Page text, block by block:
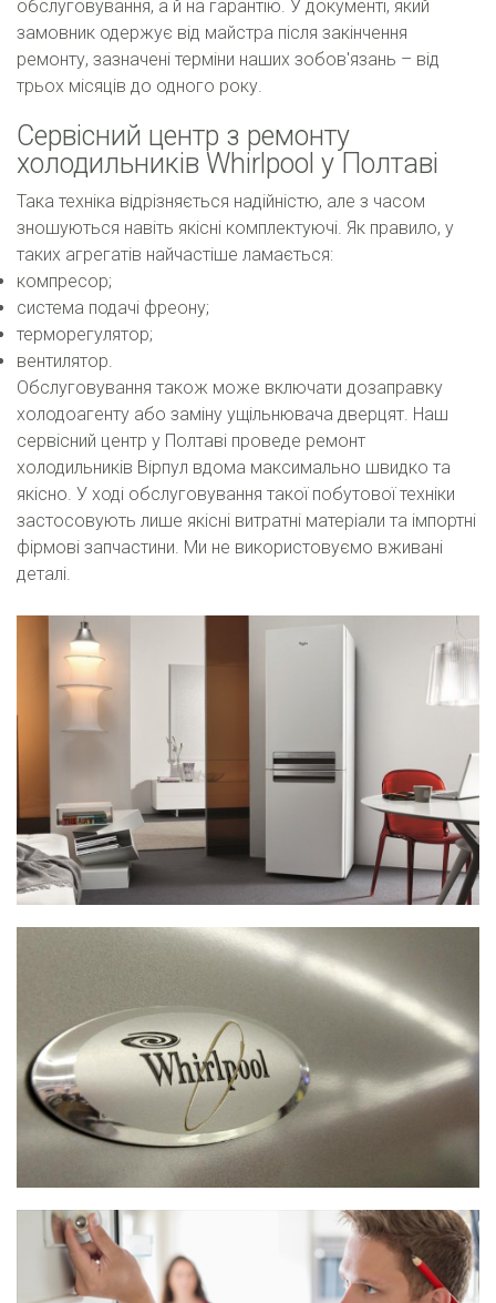
обслуговування, а й на гарантію. У документі, який
замовник одержує від майстра після закінчення
ремонту, зазначені терміни наших зобов'язань – від
трьох місяців до одного року.
Сервісний центр з ремонту
холодильників Whirlpool у Полтаві
Така техніка відрізняється надійністю, але з часом
зношуються навіть якісні комплектуючі. Як правило, у
таких агрегатів найчастіше ламається:
компресор;
система подачі фреону;
терморегулятор;
вентилятор.
Обслуговування також може включати дозаправку
холодоагенту або заміну ущільнювача дверцят. Наш
сервісний центр у Полтаві проведе ремонт
холодильників Вірпул вдома максимально швидко та
якісно. У ході обслуговування такої побутової техніки
застосовують лише якісні витратні матеріали та імпортні
фірмові запчастини. Ми не використовуємо вживані
деталі.